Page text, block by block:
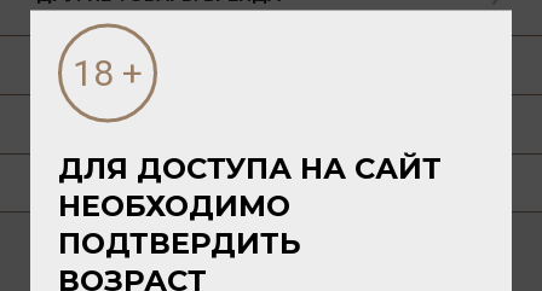
О ТОВАРЕ
О ПРОИЗВОДИТЕЛЕ
ГДЕ КУПИТЬ?
ДЛЯ ДОСТУПА НА САЙТ
НЕОБХОДИМО
ПОДТВЕРДИТЬ
ВОЗРАСТ